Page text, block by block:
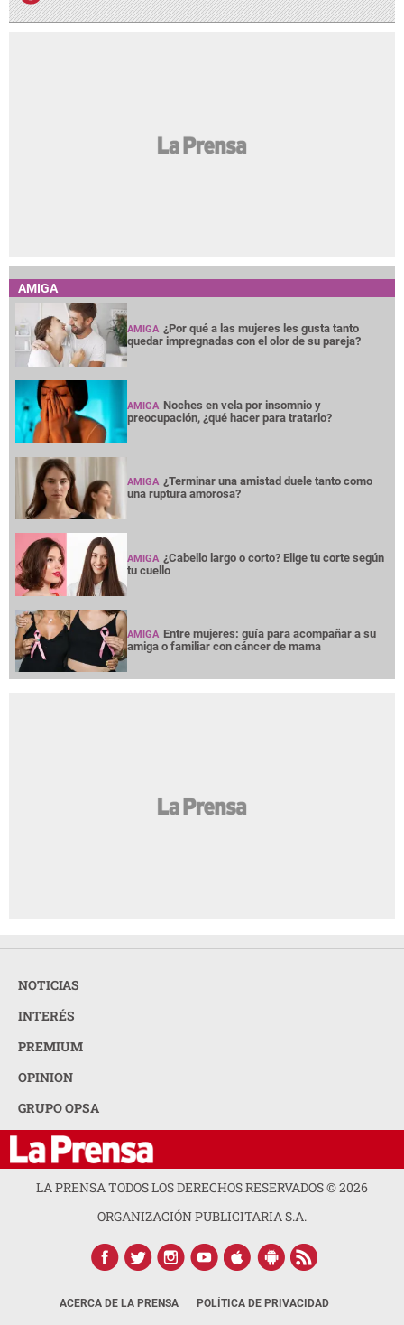
AMIGA
AMIGA ¿Por qué a las mujeres les gusta tanto
quedar impregnadas con el olor de su pareja?
AMIGA Noches en vela por insomnio y
preocupación, ¿qué hacer para tratarlo?
AMIGA ¿Terminar una amistad duele tanto como
una ruptura amorosa?
AMIGA ¿Cabello largo o corto? Elige tu corte según
tu cuello
AMIGA Entre mujeres: guía para acompañar a su
amiga o familiar con cáncer de mama
NOTICIAS
INTERÉS
PREMIUM
OPINION
GRUPO OPSA
LA PRENSA TODOS LOS DERECHOS RESERVADOS ©2026
ORGANIZACIÓN PUBLICITARIA S.A.
ACERCA DE LA PRENSA POLÍTICA DE PRIVACIDAD